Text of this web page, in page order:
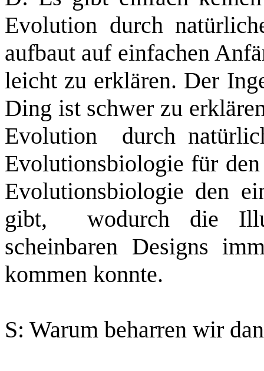
Evolution durch
aufbaut auf einfachen
leicht zu erklären. Der
Ding ist schwer zu
Evolution
durch
Evolutionsbiologie für
Evolutionsbiologie den
gibt,
wodurch die
scheinbaren Designs
kommen konnte.
S: Warum beharren wir